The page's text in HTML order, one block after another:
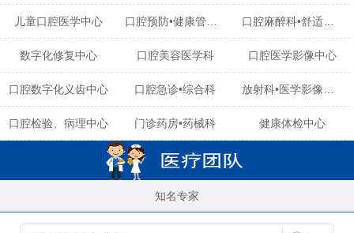
儿童口腔医学中心 口腔麻醉科•舒适化诊疗中心
数字化修复中心 口腔美容医学科 口腔医学影像中心
口腔数字化义齿中心 口腔急诊•综合科
口腔检验、病理中心 门诊药房•药械科 健康体检中心
知名专家